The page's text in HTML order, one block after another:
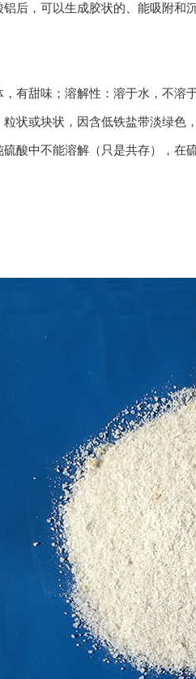
后，可以生成胶状的、能吸附和
有甜味；溶解性：溶于水，不溶于
状或块状，因含低铁盐带淡绿色
酸中不能溶解（只是共存），在